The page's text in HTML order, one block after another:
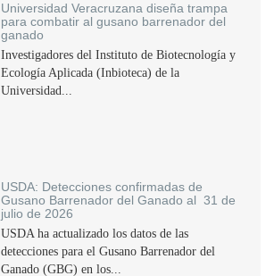
Universidad Veracruzana diseña trampa
para combatir al gusano barrenador del
ganado
Investigadores del Instituto de Biotecnología y
Ecología Aplicada (Inbioteca) de la
Universidad...
USDA: Detecciones confirmadas de
Gusano Barrenador del Ganado al 31 de
julio de 2026
USDA ha actualizado los datos de las
detecciones para el Gusano Barrenador del
Ganado (GBG) en los...